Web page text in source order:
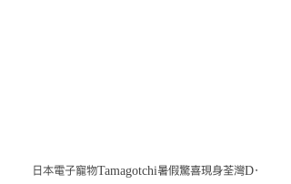
日本電子寵物Tamagotchi暑假驚喜現身荃灣D‧